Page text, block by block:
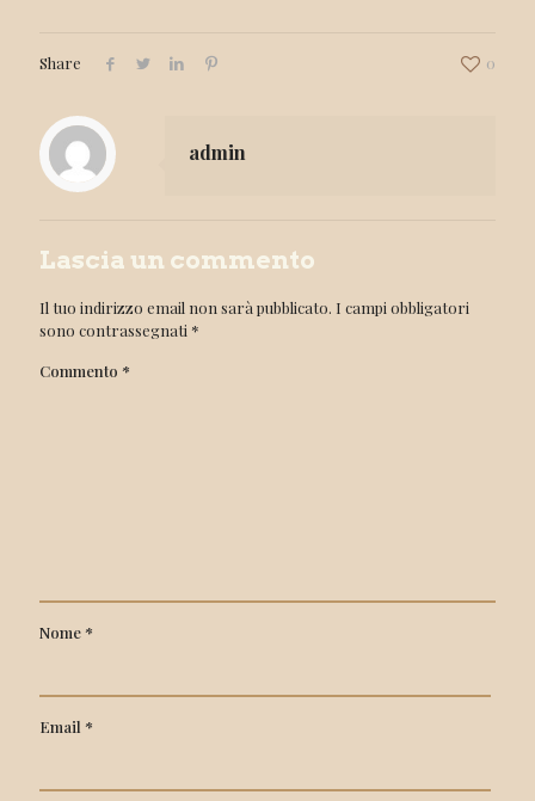
Share 0
admin
Lascia un commento
Il tuo indirizzo email non sarà pubblicato. I campi obbligatori
sono contrassegnati *
Commento *
Nome*
Email *